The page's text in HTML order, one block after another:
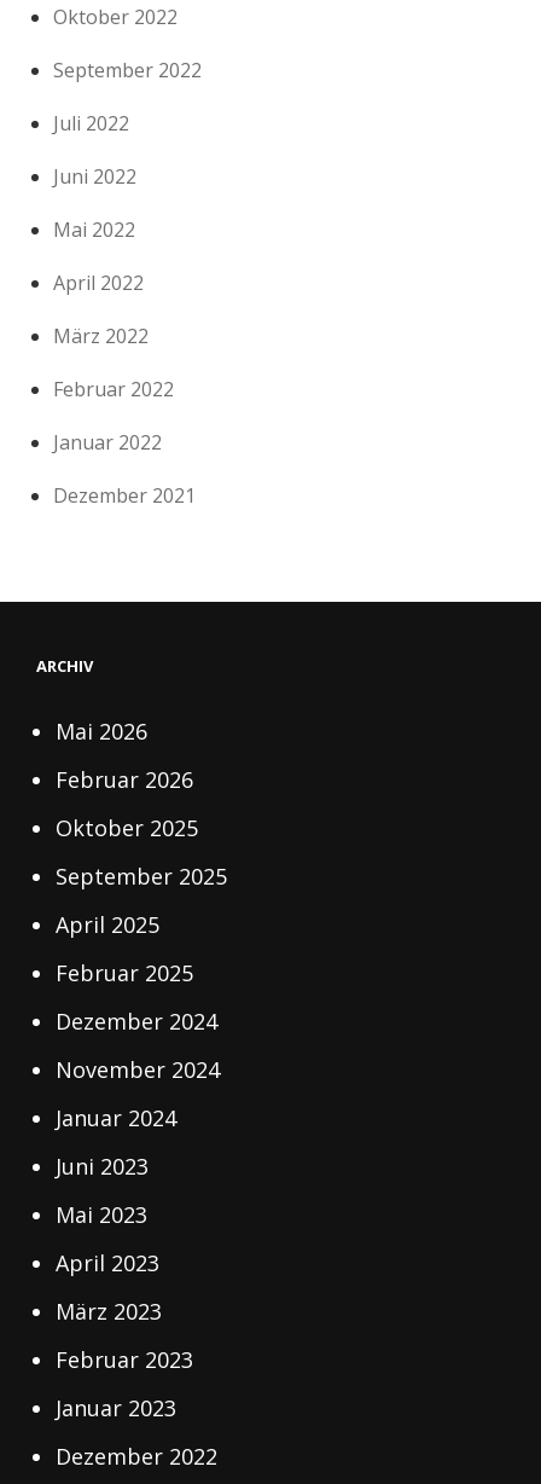
Oktober 2022
September 2022
Juli 2022
Juni 2022
Mai 2022
April 2022
März 2022
Februar 2022
Januar 2022
Dezember 2021
ARCHIV
Mai 2026
Februar 2026
Oktober 2025
September 2025
April 2025
Februar 2025
Dezember 2024
November 2024
Januar 2024
Juni 2023
Mai 2023
April 2023
März 2023
Februar 2023
Januar 2023
Dezember 2022